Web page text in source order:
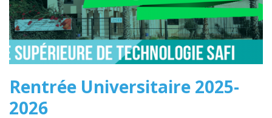
Rentrée Universitaire 2025-
2026